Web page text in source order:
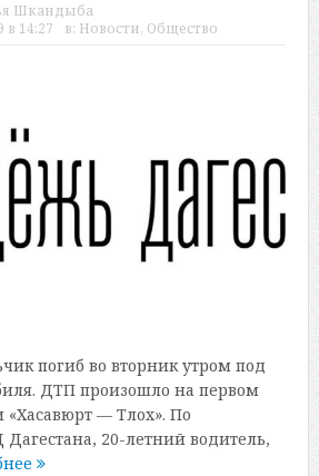
Шкандыба
в 14:27 в: Новости, Общество
погиб во вторник утром под
ДТП произошло на первом
«Хасавюрт — Тлох». По
20-летний водитель,